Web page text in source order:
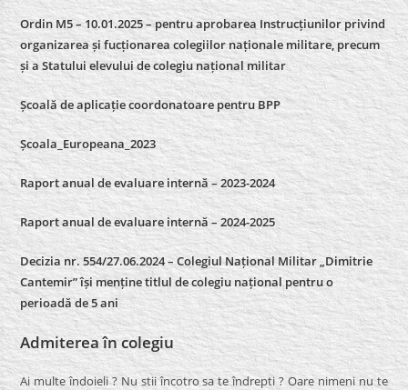
Ordin M5 – 10.01.2025 – pentru aprobarea Instrucțiunilor privind
organizarea și fucționarea colegiilor naționale militare, precum
și a Statului elevului de colegiu național militar
Școală de aplicație coordonatoare pentru BPP
Școala_Europeana_2023
Raport anual de evaluare internă – 2023-2024
Raport anual de evaluare internă –2024-2025
Decizia nr. 554/27.06.2024 – Colegiul Național Militar „Dimitrie
Cantemir” își menține titlul de colegiu național pentru o
perioadă de 5 ani
Admiterea în colegiu
Ai multe îndoieli ? Nu stii încotro sa te îndrepti ? Oare nimeni nu te